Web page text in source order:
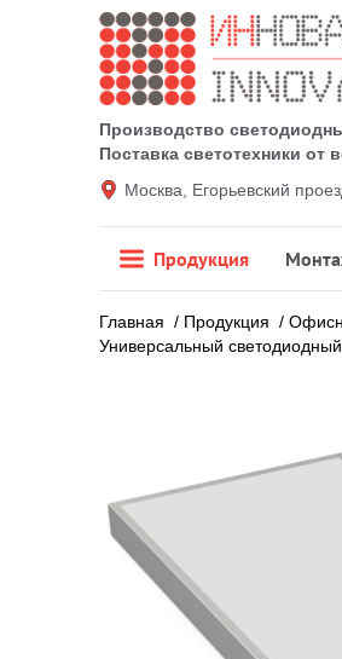
Производство
Поставка светотехники
Москва, Егорьевский
Продукция
Главная / Продукция /
Универсальный